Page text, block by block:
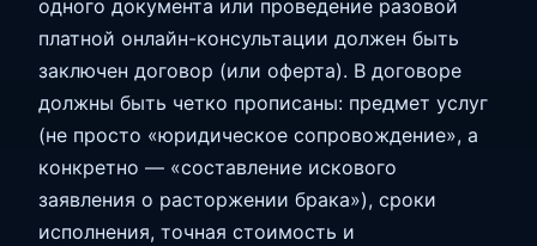
одного документа или проведение разовой
платной онлайн-консультации должен быть
заключен договор (или оферта). В договоре
должны быть четко прописаны: предмет услуг
(не просто «юридическое сопровождение», а
конкретно — «составление искового
заявления о расторжении брака»), сроки
исполнения, точная стоимость и